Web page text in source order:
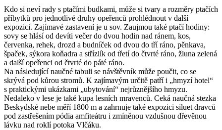
Kdo si neví rady s ptačími budkami, může si tvary a rozměry ptačích
příbytků pro jednotlivé druhy opeřenců prohlédnout v další
expozici. Zajímavé zastavení je u sov. Zaujmou také ptačí hodiny:
sovy se hlásí od devíti večer do dvou hodin nad ránem, kos,
červenka, rehek, drozd a budníček od dvou do tří ráno, pěnkava,
špaček, sýkora koňadra a střízlík od třetí do čtvrté ráno, žluna zelená
a další opeřenci od čtvrté do páté ráno.
Na následující naučné tabuli se návštěvník může poučit, co se
skrývá pod kůrou stromů. K zajímavým určitě patří i „hmyzí hotel“
s praktickými ukázkami „ubytování“ nejrůznějšího hmyzu.
Nedaleko v lese je také kupa lesních mravenců. Ceká naučná stezka
Beskydské nebe měří 1800 m a zahrnuje také expozici siluet dravců
pod zastřešením pódia amfiteátru i zmíněnou vzdušnou dřevěnou
lávku nad roklí potoka Vlčáku.